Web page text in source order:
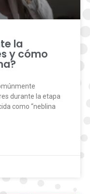
la
y cómo
durante la etapa
como “neblina